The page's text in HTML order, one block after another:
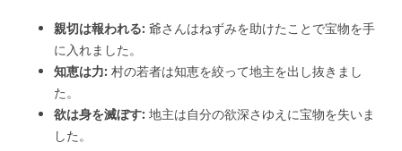
親切は報われる: 爺さんはねずみを助けたことで宝物を手
に入れました。
知恵は力: 村の若者は知恵を絞って地主を出し抜きまし
た。
欲は身を滅ぼす: 地主は自分の欲深さゆえに宝物を失いま
した。